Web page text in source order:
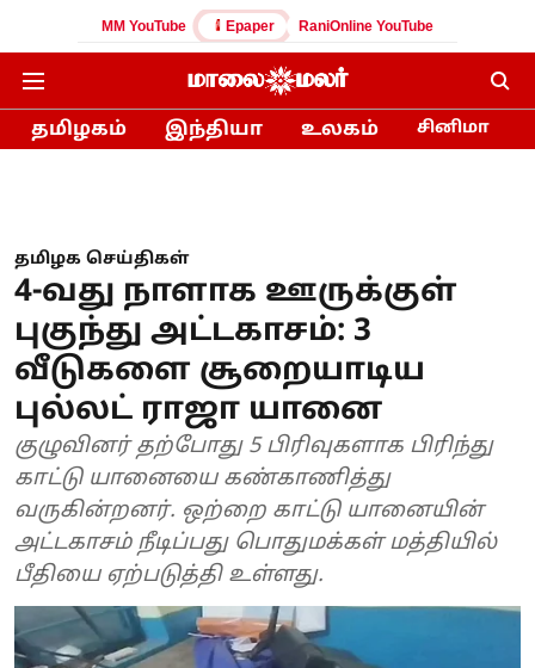
MM YouTube Epaper RaniOnline YouTube
தமிழகம் இந்தியா உலகம் சினிமா
தமிழக செய்திகள்
4-வது நாளாக ஊருக்குள்
புகுந்து அட்டகாசம்: 3
வீடுகளை சூறையாடிய
புல்லட் ராஜா யானை
குழுவினர் தற்போது 5 பிரிவுகளாக பிரிந்து
காட்டு யானையை கண்காணித்து
வருகின்றனர். ஒற்றை காட்டு யானையின்
அட்டகாசம் நீடிப்பது பொதுமக்கள் மத்தியில்
பீதியை ஏற்படுத்தி உள்ளது.